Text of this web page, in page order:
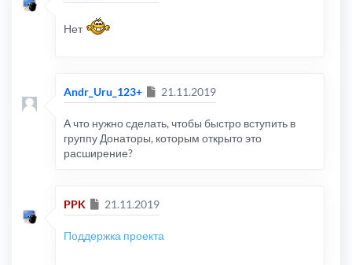
Нет
Andr_Uru_123+ Сообщение
21.11.2019
А что нужно сделать, чтобы быстро вступить в
группу Донаторы, которым открыто это
расширение?
PPK Сообщение
21.11.2019
Поддержка проекта